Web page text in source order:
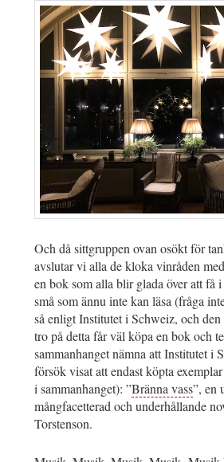
Och då sittgruppen ovan osökt för
avslutar vi alla de kloka vinråden
en bok som alla blir glada över att få
små som ännu inte kan läsa (fråga
så enligt Institutet i Schweiz, och
tro på detta får väl köpa en bok och
sammanhanget nämna att Institutet i
försök visat att endast köpta
i sammanhanget): ”Bränna vass”, en
mångfacetterad och underhållande
Torstenson.